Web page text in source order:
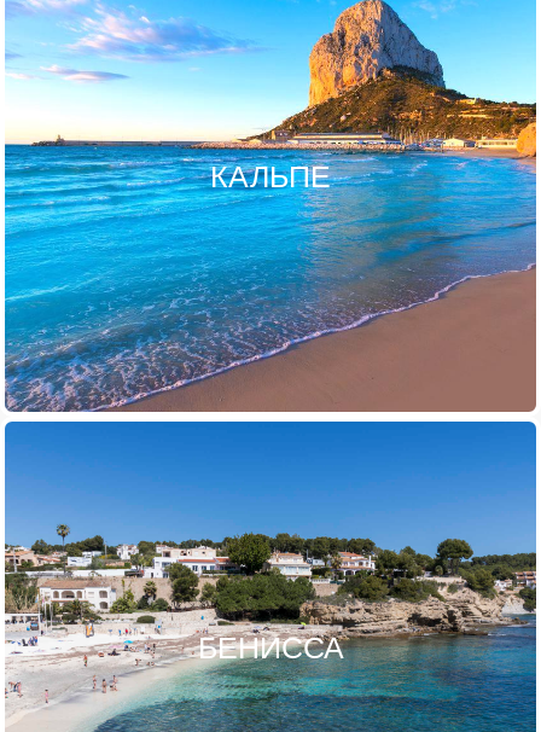
КАЛЬПЕ
БЕНИССА